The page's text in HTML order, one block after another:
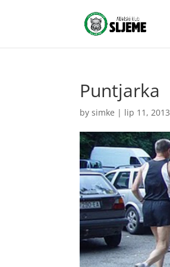
Puntjarka
bysimke | lip 11, 2013